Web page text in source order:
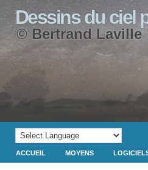
Dessins du ciel
© Bertrand Laville
ACCUEIL MOYENS